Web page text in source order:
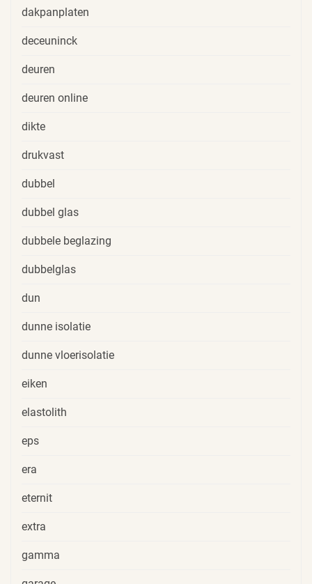
dakpanplaten
deceuninck
deuren
deuren online
dikte
drukvast
dubbel
dubbel glas
dubbele beglazing
dubbelglas
dun
dunne isolatie
dunne vloerisolatie
eiken
elastolith
eps
era
eternit
extra
gamma